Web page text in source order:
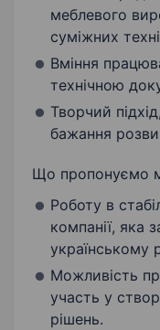
меблевого
суміжних
Вміння
технічною
Творчий
бажання
Що пропонуємо
Роботу в
компанії, яка
українському
Можливість
участь у
рішень.